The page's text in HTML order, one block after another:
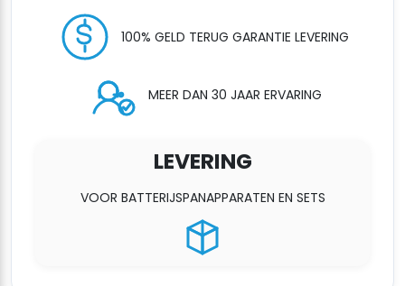
100% GELD TERUG GARANTIE LEVERING
MEER DAN 30 JAAR ERVARING
LEVERING
VOOR BATTERIJSPANAPPARATEN EN SETS